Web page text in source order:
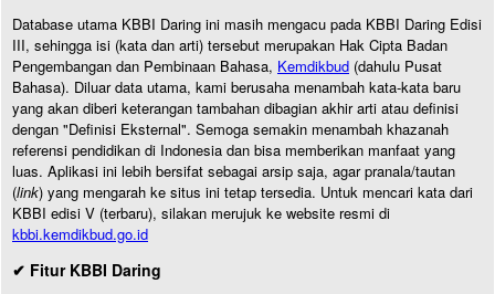
Database utama KBBI Daring ini masih mengacu pada KBBI Daring Edisi
III, sehingga isi (kata dan arti) tersebut merupakan Hak Cipta Badan
Pengembangan dan Pembinaan Bahasa, Kemdikbud (dahulu Pusat
Bahasa). Diluar data utama, kami berusaha menambah kata-kata baru
yang akan diberi keterangan tambahan dibagian akhir arti atau definisi
dengan "Definisi Eksternal". Semoga semakin menambah khazanah
referensi pendidikan di Indonesia dan bisa memberikan manfaat yang
luas. Aplikasi ini lebih bersifat sebagai arsip saja, agar pranala/tautan
(link) yang mengarah ke situs ini tetap tersedia. Untuk mencari kata dari
KBBI edisi V (terbaru), silakan merujuk ke website resmi di
kbbi.kemdikbud.go.id
✔ Fitur KBBI Daring